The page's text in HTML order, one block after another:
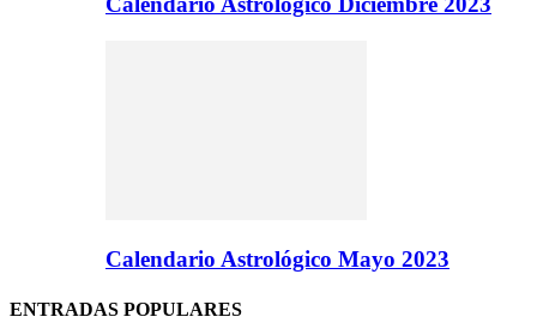
Calendario Astrológico Mayo 2023
ENTRADAS POPULARES